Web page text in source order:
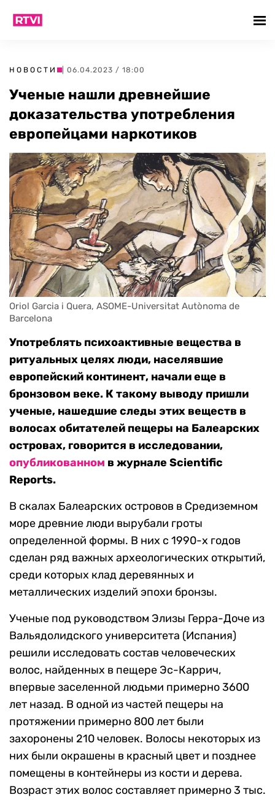
НОВОСТИ | 06.04.2023 / 18:00
Ученые нашли древнейшие
доказательства употребления
европейцами наркотиков
Oriol Garcia i Quera, ASOME-Universitat Autònoma de
Barcelona
Употреблять психоактивные вещества в
ритуальных целях люди, населявшие
европейский континент, начали еще в
бронзовом веке. К такому выводу пришли
ученые, нашедшие следы этих веществ в
волосах обитателей пещеры на Балеарских
островах, говорится в исследовании,
опубликованном в журнале Scientific
Reports.
В скалах Балеарских островов в Средиземном
море древние люди вырубали гроты
определенной формы. В них с 1990-х годов
сделан ряд важных археологических открытий,
среди которых клад деревянных и
металлических изделий эпохи бронзы.
Ученые под руководством Элизы Герра-Доче из
Вальядолидского университета (Испания)
решили исследовать состав человеческих
волос, найденных в пещере Эс-Каррич,
впервые заселенной людьми примерно 3600
лет назад. В одной из частей пещеры на
протяжении примерно 800 лет были
захоронены 210 человек. Волосы некоторых из
них были окрашены в красный цвет и позднее
помещены в контейнеры из кости и дерева.
Возраст этих волос составляет примерно 3 тыс.